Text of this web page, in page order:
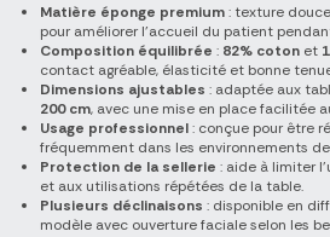
Matière éponge premium: texture
pour améliorer l'accueil du patient
Composition équilibrée : 82% coton et
contact agréable, élasticité et bonne
Dimensions ajustables : adaptée aux
200 cm, avec une mise en place facilitée
Usage professionnel: conçue pour être
fréquemment dans les environnements
Protection de la sellerie : aide à limiter
et aux utilisations répétées de la table.
Plusieurs déclinaisons : disponible en
modèle avec ouverture faciale selon les